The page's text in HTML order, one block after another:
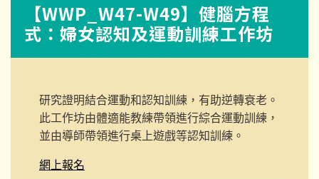
【WWP_W47-W49】健腦方程
式：婦女認知及運動訓練工作坊
研究證明結合運動和認知訓練，有助逆轉衰老。
此工作坊由體適能教練帶領進行綜合運動訓練，
並由導師帶領進行桌上遊戲等認知訓練。
網上報名